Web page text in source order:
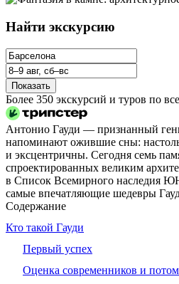
Найти экскурсию
Показать
Более 350 экскурсий и туров по
Антонио Гауди — признанный
напоминают ожившие сны:
и эксцентричны. Сегодня семь
спроектированных великим
в Список Всемирного наследия
самые впечатляющие шедевры
Содержание
Кто такой Гауди
Первый успех
Оценка современников и